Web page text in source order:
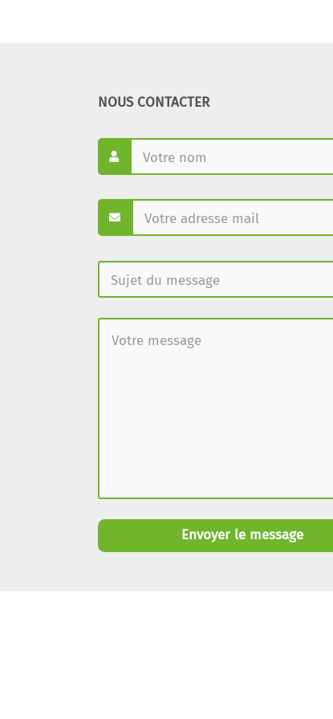
NOUS CONTACTER
Envoyer le message